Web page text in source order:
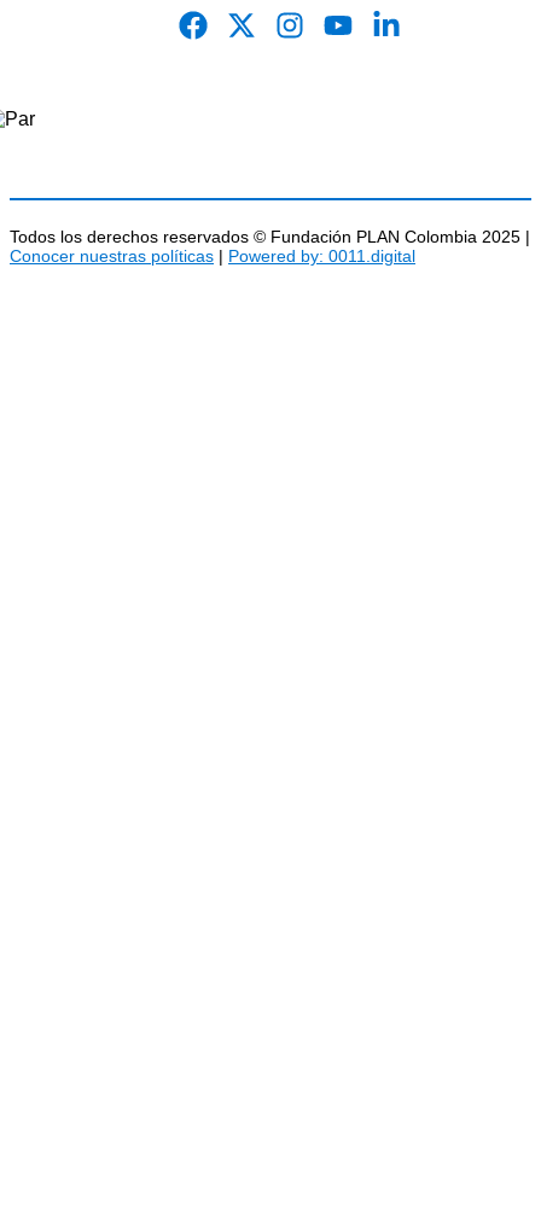
Todos los derechos reservados © Fundación PLAN Colombia 2025 |
Conocer nuestras políticas | Powered by: 0011.digital